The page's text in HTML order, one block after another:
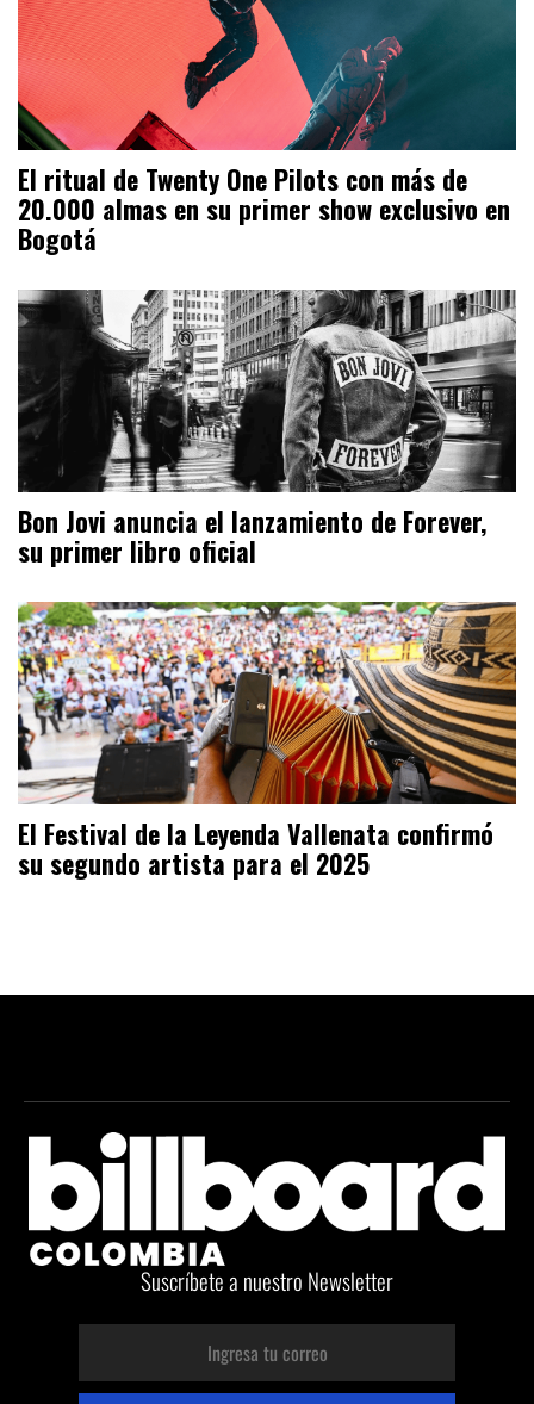
El ritual de Twenty One Pilots con más de
20.000 almas en su primer show exclusivo en
Bogotá
Bon Jovi anuncia el lanzamiento de Forever,
su primer libro oficial
El Festival de la Leyenda Vallenata confirmó
su segundo artista para el 2025
Suscríbete a nuestro Newsletter